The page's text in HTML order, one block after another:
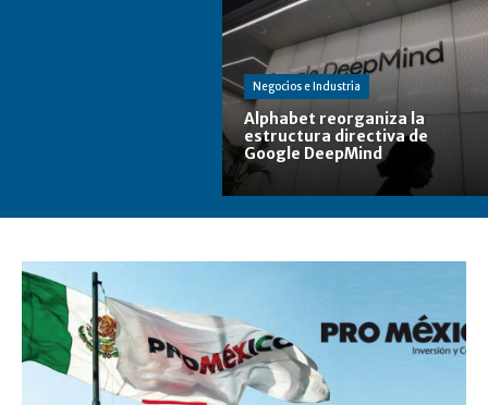
Negocios e Industria
Alphabet reorganiza la
estructura directiva de
Google DeepMind